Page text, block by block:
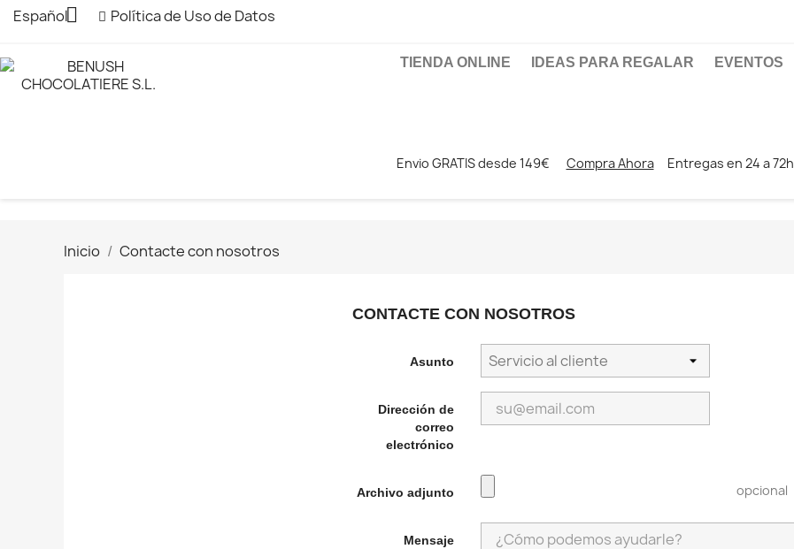
Español Política de Uso de Datos
TIENDA ONLINE IDEAS PARA REGALAR EVENTOS
Envio GRATIS desde 149€ Compra AhoraEntregas en 24 a 72h
Inicio Contacte con nosotros
CONTACTE CON NOSOTROS
Asunto
Dirección de
correo
electrónico
Archivo adjunto opcional
Mensaje